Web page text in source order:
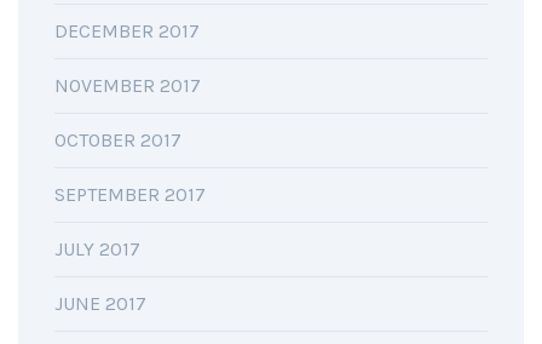
DECEMBER 2017
NOVEMBER 2017
OCTOBER 2017
SEPTEMBER 2017
JULY 2017
JUNE 2017